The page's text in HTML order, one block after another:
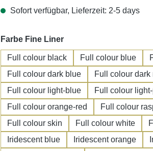
Sofort verfügbar, Lieferzeit: 2-5 days
Farbe Fine Linerauswählen
Full colour black Full colour blue
Full colour dark blue
Full colour dark
Full colour light-blue
Full colour
Full colour orange-red
Full colour
Full colour skin
Full colour white
Iridescent blue
Iridescent orange